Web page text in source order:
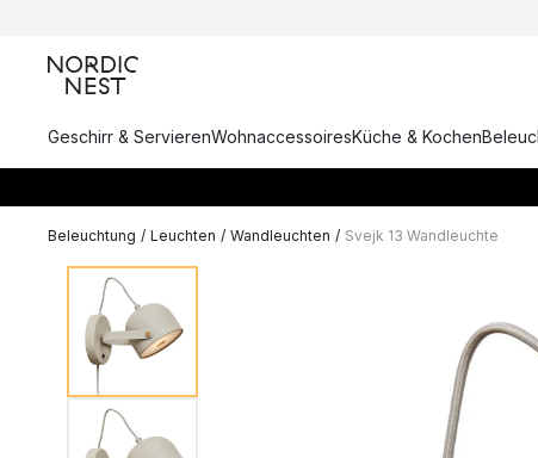
Geschirr & ServierenWohnaccessoiresKüche & Kochen
Beleuchtung / Leuchten / Wandleuchten / Svejk 13 Wandleuchte